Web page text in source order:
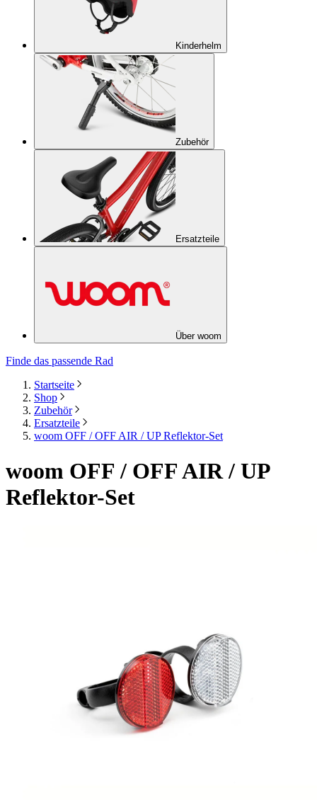
Kinderhelm
Zubehör
Ersatzteile
Über woom
Finde das passende Rad
Startseite
Shop
Zubehör
Ersatzteile
woom OFF / OFF AIR / UP Reflektor-Set
woom OFF / OFF AIR / UP
Reflektor-Set